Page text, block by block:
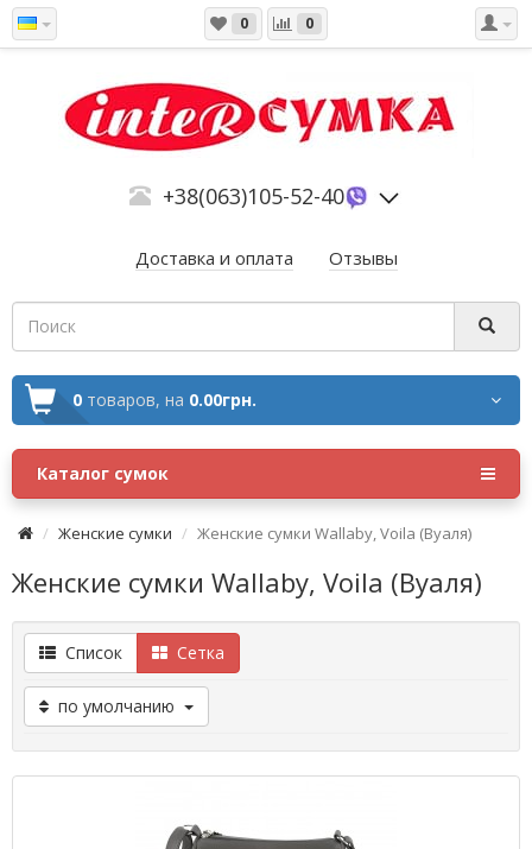
0 0
+38(063)105-52-40
Доставка и оплата Отзывы
0 товаров, на 0.00грн.
Каталог сумок
Женские сумки Женские сумки Wallaby, Voila (Вуаля)
Женские сумки Wallaby, Voila (Вуаля)
Список Сетка
по умолчанию